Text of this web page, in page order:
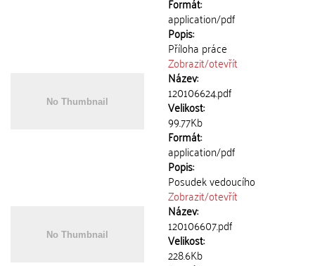
application/pdf
Popis:
Příloha práce
Zobrazit/otevřít
Název:
120106624.pdf
Velikost:
99.77Kb
Formát:
application/pdf
Popis:
Posudek vedoucího
Zobrazit/otevřít
Název:
120106607.pdf
Velikost:
228.6Kb